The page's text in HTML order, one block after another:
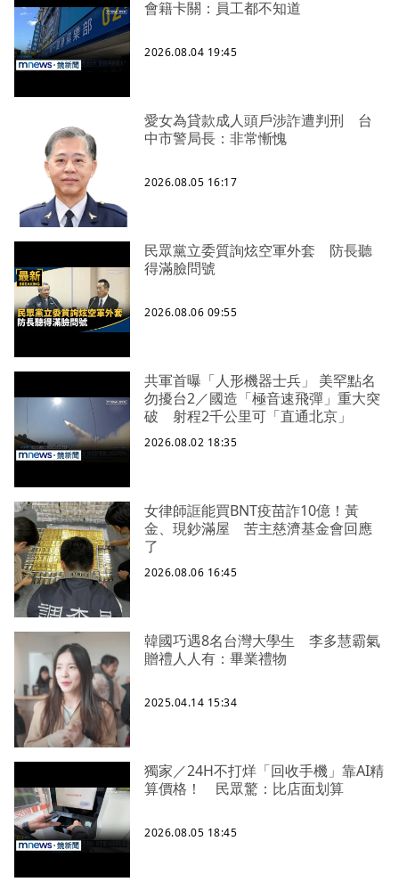
會籍卡關：員工都不知道
2026.08.04 19:45
愛女為貸款成人頭戶涉詐遭判刑 台
中市警局長：非常慚愧
2026.08.05 16:17
民眾黨立委質詢炫空軍外套 防長聽
得滿臉問號
2026.08.06 09:55
共軍首曝「人形機器士兵」 美罕點名
勿擾台2／國造「極音速飛彈」重大突
破 射程2千公里可「直通北京」
2026.08.02 18:35
女律師誆能買BNT疫苗詐10億！黃
金、現鈔滿屋 苦主慈濟基金會回應
了
2026.08.06 16:45
韓國巧遇8名台灣大學生 李多慧霸氣
贈禮人人有：畢業禮物
2025.04.14 15:34
獨家／24H不打烊「回收手機」靠AI精
算價格！ 民眾驚：比店面划算
2026.08.05 18:45